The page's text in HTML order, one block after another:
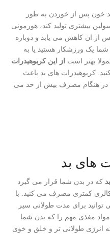
خون پس از خوردن به طور
بیشتری تولید کند، هورمونی
از ان کاهش می یابد و دوباره
یک ورزشکار هستید یا به
بهتر است از این کربوهیدرات
کربوهیدرات های بد باعث
در هنگام مصرف بیش از حد می
های بد
که در بدن شما قرار می گیرد
کمتری مصرف می کنید. با
توانید برای مدت طولانی سیر
مواد مغذی مهم را که بدن شما
که انرژی طولانی تر و خلق و خوی